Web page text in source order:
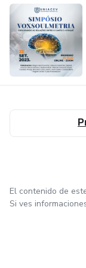
Exercício e
Technologies in
Technology).
El contenido de
Si ves